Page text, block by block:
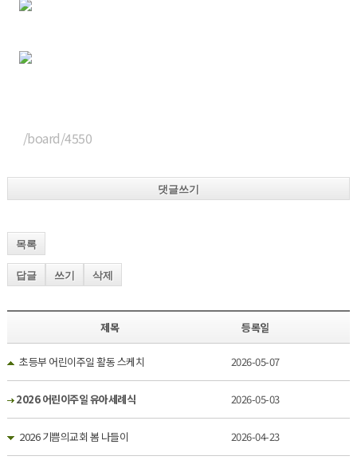
/board/4550
댓글쓰기
목록
답글 쓰기 삭제
제목 등록일
초등부 어린이주일 활동 스케치 2026-05-07
2026 어린이주일 유아세례식 2026-05-03
2026 기쁨의교회 봄 나들이 2026-04-23